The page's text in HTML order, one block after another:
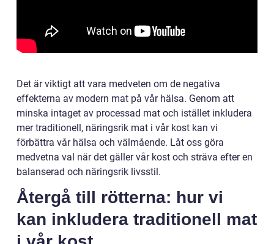
Det är viktigt att vara medveten om de negativa
effekterna av modern mat på vår hälsa. Genom att
minska intaget av processad mat och istället inkludera
mer traditionell, näringsrik mat i vår kost kan vi
förbättra vår hälsa och välmående. Låt oss göra
medvetna val när det gäller vår kost och sträva efter en
balanserad och näringsrik livsstil.
Återgå till rötterna: hur vi
kan inkludera traditionell mat